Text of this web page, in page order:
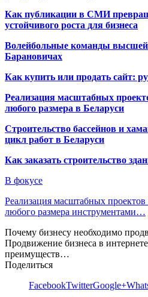
Как публикации в СМИ
устойчивого роста для бизнеса
Волейбольные команды высшей
Барановичах
Как купить или продать сайт:
Реализация масштабных
любого размера в Беларуси
Строительство бассейнов и
цикл работ в Беларуси
Как заказать строительство
В фокусе
Реализация масштабных
любого размера инструментами…
Почему бизнесу необходимо
Продвижение бизнеса в
преимуществ…
Поделиться
FacebookTwitterGoogle+